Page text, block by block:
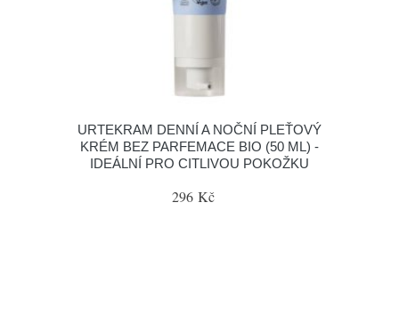
URTEKRAM DENNÍ A NOČNÍ PLEŤOVÝ
KRÉM BEZ PARFEMACE BIO (50 ML) -
IDEÁLNÍ PRO CITLIVOU POKOŽKU
296 Kč